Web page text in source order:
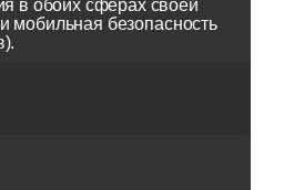
в обоих сферах своей
мобильная безопасность